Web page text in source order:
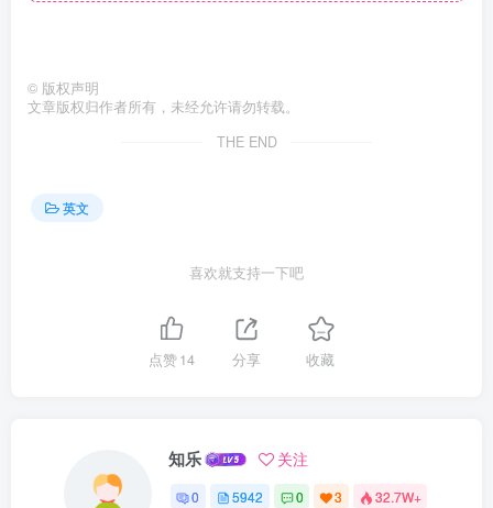
© 版权声明
文章版权归作者所有，未经允许请勿转载。
THE END
英文
喜欢就支持一下吧
点赞14 分享 收藏
知乐 关注
0 5942 0 3 32.7W+